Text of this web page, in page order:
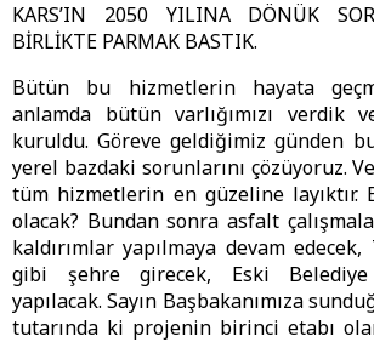
KARS’IN 2050 YILINA DÖNÜK
BİRLİKTE PARMAK BASTIK.
Bütün bu hizmetlerin hayata
anlamda bütün varlığımızı verdik
kuruldu. Göreve geldiğimiz günden
yerel bazdaki sorunlarını çözüyoruz.
tüm hizmetlerin en güzeline layıktır.
olacak? Bundan sonra asfalt
kaldırımlar yapılmaya devam edecek,
gibi şehre girecek, Eski Belediye
yapılacak. Sayın Başbakanımıza
tutarında ki projenin birinci etabı